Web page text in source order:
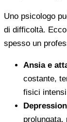
Uno psicologo
di difficoltà.
spesso un
Ansia e
costante,
fisici intensi